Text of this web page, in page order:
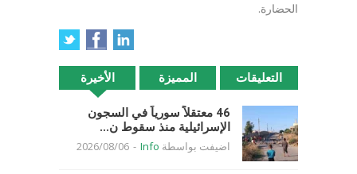
الحضارة.
الأخيرة المميزة التعليقات
46 معتقلاً سورياً في السجون
الإسرائيلية منذ سقوط ن...
اضيفت بواسطة Info
-
2026/08/06